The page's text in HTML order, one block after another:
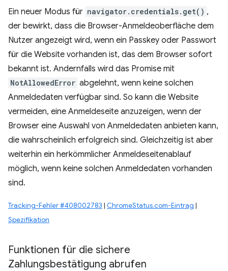
Ein neuer Modus für navigator.credentials.get() ,
der bewirkt, dass die Browser-Anmeldeoberfläche dem
Nutzer angezeigt wird, wenn ein Passkey oder Passwort
für die Website vorhanden ist, das dem Browser sofort
bekannt ist. Andernfalls wird das Promise mit
NotAllowedError abgelehnt, wenn keine solchen
Anmeldedaten verfügbar sind. So kann die Website
vermeiden, eine Anmeldeseite anzuzeigen, wenn der
Browser eine Auswahl von Anmeldedaten anbieten kann,
die wahrscheinlich erfolgreich sind. Gleichzeitig ist aber
weiterhin ein herkömmlicher Anmeldeseitenablauf
möglich, wenn keine solchen Anmeldedaten vorhanden
sind.
Tracking-Fehler #408002783 | ChromeStatus.com-Eintrag |
Spezifikation
Funktionen für die sichere
Zahlungsbestätigung abrufen